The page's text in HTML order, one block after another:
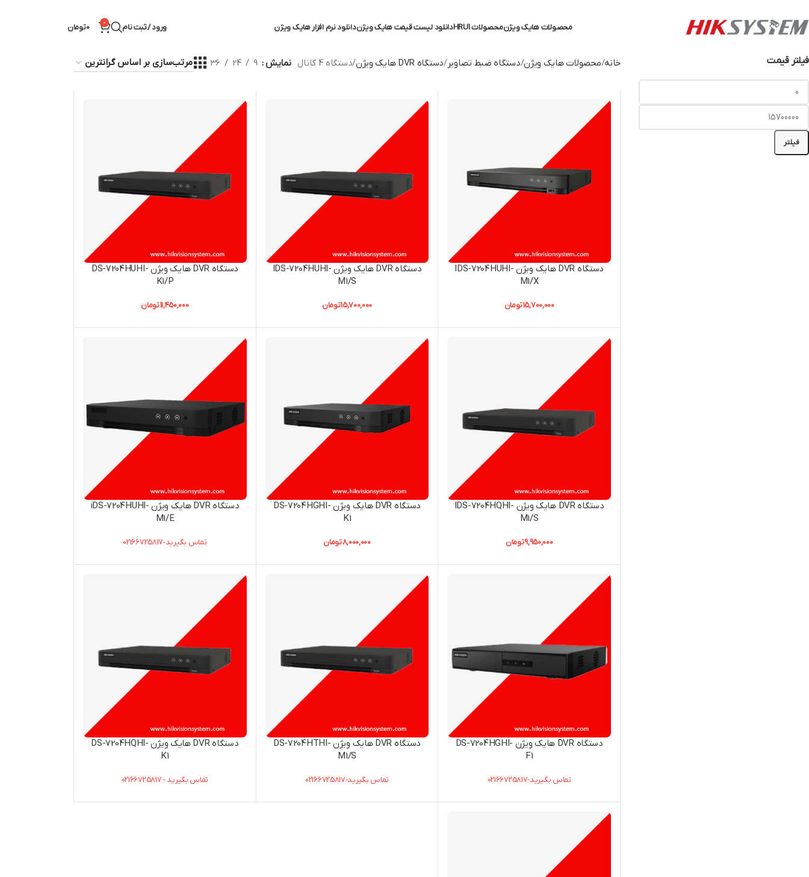
محصولات هایک ویژنمحصولات HRUI دانلود لیست قیمت هایک ویژندانلود نرم افزار هایک ویژن ورود / ثبت نام 0
0تومان
فیلتر قیمت
فیلتر
خانه محصولات هایک ویژن دستگاه ضبط تصاویر دستگاه DVR هایک ویژن دستگاه 4 کانال نمایش 9
24
36
دستگاه DVR هایک ویژن IDS-7204HUHI-
M1/X
15,700,000تومان
دستگاه DVR هایک ویژن IDS-7204HUHI-
M1/S
15,700,000تومان
دستگاه DVR هایک ویژن DS-7204HUHI-
K1/P
11,450,000تومان
دستگاه DVR هایک ویژن IDS-7204HQHI-
M1/S
9,950,000تومان
دستگاه DVR هایک ویژن DS-7204HGHI-
K1
8,000,000تومان
دستگاه DVR هایک ویژن iDS-7204HUHI-
M1/E
تماس بگیرید-02166725817
دستگاه DVR هایک ویژن DS-7204HGHI-
F1
تماس بگیرید-02166725817
دستگاه DVR هایک ویژن DS-7204HTHI-
M1/S
تماس بگیرید-02166725817
دستگاه DVR هایک ویژن DS-7204HQHI-
K1
تماس بگیرید - 02166725817